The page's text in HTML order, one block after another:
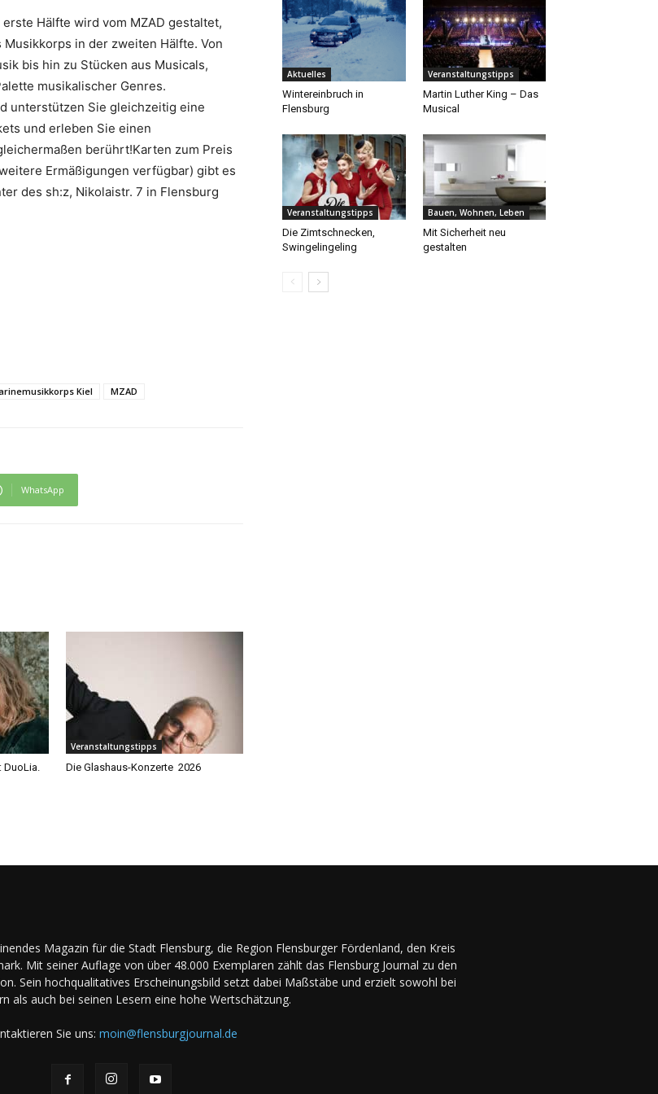
Hälfte wird vom MZAD gestaltet,
in der zweiten Hälfte. Von
bis hin zu Stücken aus Musicals,
musikalischer Genres.
unterstützen Sie gleichzeitig eine
und erleben Sie einen
berührt!Karten zum Preis
Ermäßigungen verfügbar) gibt es
des sh:z, Nikolaistr. 7 in Flensburg
Kiel MZAD
WhatsApp
DuoLia.
Veranstaltungstipps
Die Glashaus-Konzerte 2026
Aktuelles
Wintereinbruch in
Flensburg
Veranstaltungstipps
Martin Luther King – Das
Musical
Veranstaltungstipps
Die Zimtschnecken,
Swingelingeling
Bauen, Wohnen, Leben
Mit Sicherheit neu
gestalten
Magazin für die Stadt Flensburg, die Region Flensburger Fördenland, den Kreis
Mit seiner Auflage von über 48.000 Exemplaren zählt das Flensburg Journal zu den
Sein hochqualitatives Erscheinungsbild setzt dabei Maßstäbe und erzielt sowohl bei
als auch bei seinen Lesern eine hohe Wertschätzung.
Sie uns: moin@flensburgjournal.de